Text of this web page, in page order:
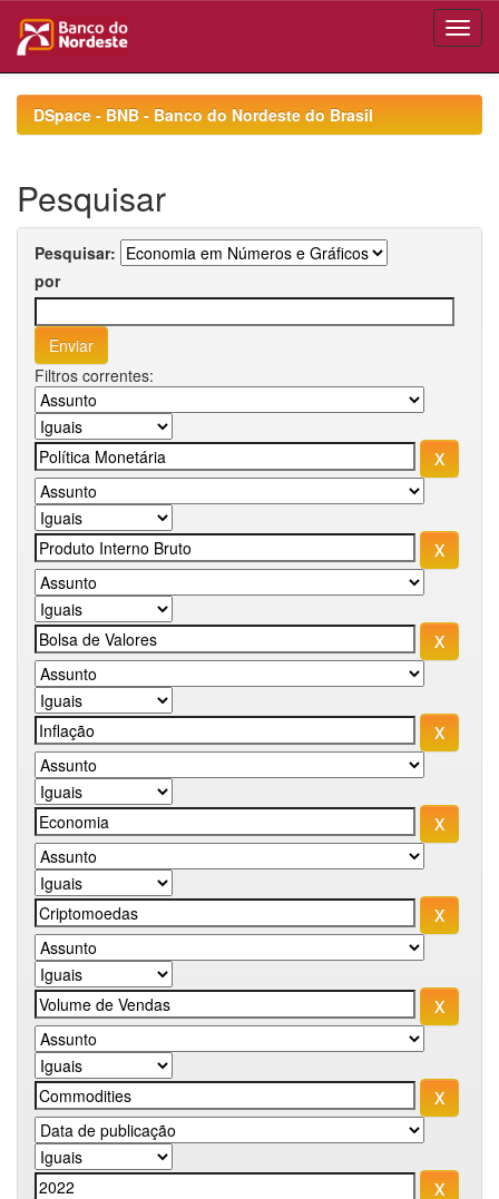
navigationDSpace - BNB - Banco do Nordeste do Brasil
Pesquisar
Pesquisar:
por
Filtros correntes: